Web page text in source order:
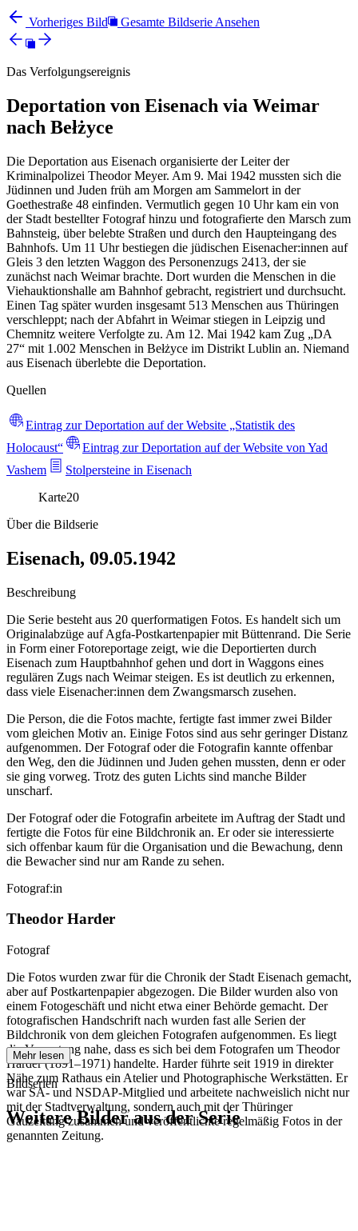
Vorheriges Bild Gesamte Bildserie Ansehen
Das Verfolgungsereignis
Deportation von Eisenach via Weimar
nach Bełżyce
Die Deportation aus Eisenach organisierte der Leiter der
Kriminalpolizei Theodor Meyer. Am 9. Mai 1942 mussten sich die
Jüdinnen und Juden früh am Morgen am Sammelort in der
Goethestraße 48 einfinden. Vermutlich gegen 10 Uhr kam ein von
der Stadt bestellter Fotograf hinzu und fotografierte den Marsch zum
Bahnsteig, über belebte Straßen und durch den Haupteingang des
Bahnhofs. Um 11 Uhr bestiegen die jüdischen Eisenacher:innen auf
Gleis 3 den letzten Waggon des Personenzugs 2413, der sie
zunächst nach Weimar brachte. Dort wurden die Menschen in die
Viehauktionshalle am Bahnhof gebracht, registriert und durchsucht.
Einen Tag später wurden insgesamt 513 Menschen aus Thüringen
verschleppt; nach der Abfahrt in Weimar stiegen in Leipzig und
Chemnitz weitere Verfolgte zu. Am 12. Mai 1942 kam Zug „DA
27“ mit 1.002 Menschen in Bełżyce im Distrikt Lublin an. Niemand
aus Eisenach überlebte die Deportation.
Quellen
Eintrag zur Deportation auf der Website „Statistik des
Holocaust“
Eintrag zur Deportation auf der Website von Yad
Vashem
Stolpersteine in Eisenach
Karte20
Über die Bildserie
Eisenach, 09.05.1942
Beschreibung
Die Serie besteht aus 20 querformatigen Fotos. Es handelt sich um
Originalabzüge auf Agfa-Postkartenpapier mit Büttenrand. Die Serie
in Form einer Fotoreportage zeigt, wie die Deportierten durch
Eisenach zum Hauptbahnhof gehen und dort in Waggons eines
regulären Zugs nach Weimar steigen. Es ist deutlich zu erkennen,
dass viele Eisenacher:innen dem Zwangsmarsch zusehen.
Die Person, die die Fotos machte, fertigte fast immer zwei Bilder
vom gleichen Motiv an. Einige Fotos sind aus sehr geringer Distanz
aufgenommen. Der Fotograf oder die Fotografin kannte offenbar
den Weg, den die Jüdinnen und Juden gehen mussten, denn er oder
sie ging vorweg. Trotz des guten Lichts sind manche Bilder
unscharf.
Der Fotograf oder die Fotografin arbeitete im Auftrag der Stadt und
fertigte die Fotos für eine Bildchronik an. Er oder sie interessierte
sich offenbar kaum für die Organisation und die Bewachung, denn
die Bewacher sind nur am Rande zu sehen.
Fotograf:in
Theodor Harder
Fotograf
Die Fotos wurden zwar für die Chronik der Stadt Eisenach gemacht,
aber auf Postkartenpapier abgezogen. Die Bilder wurden also von
einem Fotogeschäft und nicht etwa einer Behörde gemacht. Der
fotografischen Handschrift nach wurden fast alle Serien der
Bildchronik von dem gleichen Fotografen aufgenommen. Es liegt
die Vermutung nahe, dass es sich bei dem Fotografen um Theodor
Harder (1891–1971) handelte. Harder führte seit 1919 in direkter
Nähe zum Rathaus ein Atelier und Photographische Werkstätten. Er
war SA- und NSDAP-Mitglied und arbeitete nachweislich nicht nur
mit der Stadtverwaltung, sondern auch mit der Thüringer
Gauzeitung zusammen und veröffentlichte regelmäßig Fotos in der
genannten Zeitung.
Mehr lesen
Bildserien
Weitere Bilder aus der Serie